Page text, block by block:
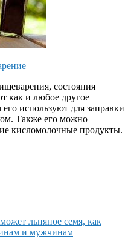
состояния
как и любое другое
используют для заправки
Также его можно
кисломолочные продукты.
льняное семя, как
и мужчинам